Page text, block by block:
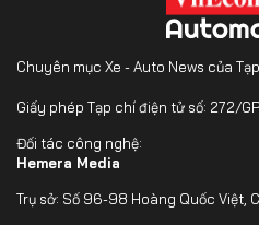
Chuyên mục Xe - Auto News của
Giấy phép Tạp chí điện tử số: 272/
Đối tác công nghệ:
Hemera Media
Trụ sở: Số 96-98 Hoàng Quốc Việt,